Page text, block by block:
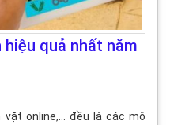
quả nhất năm
vặt online,… đều là các mô